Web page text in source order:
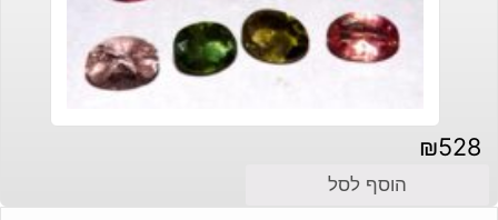
₪528
הוסף לסל